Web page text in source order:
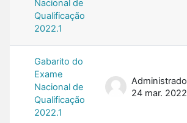
Nacional de
Qualificação
2022.1
Gabarito do
Exame
Nacional de
Qualificação
2022.1
24 mar. 2022